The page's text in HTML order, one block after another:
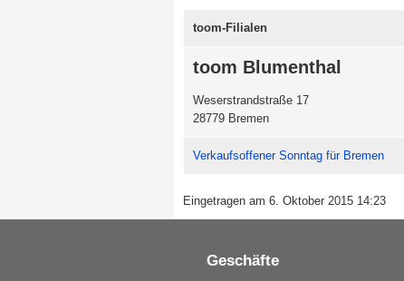
toom-Filialen
toom Blumenthal
Weserstrandstraße 17
28779 Bremen
Verkaufsoffener Sonntag für Bremen
Eingetragen am 6. Oktober 2015 14:23
Geschäfte